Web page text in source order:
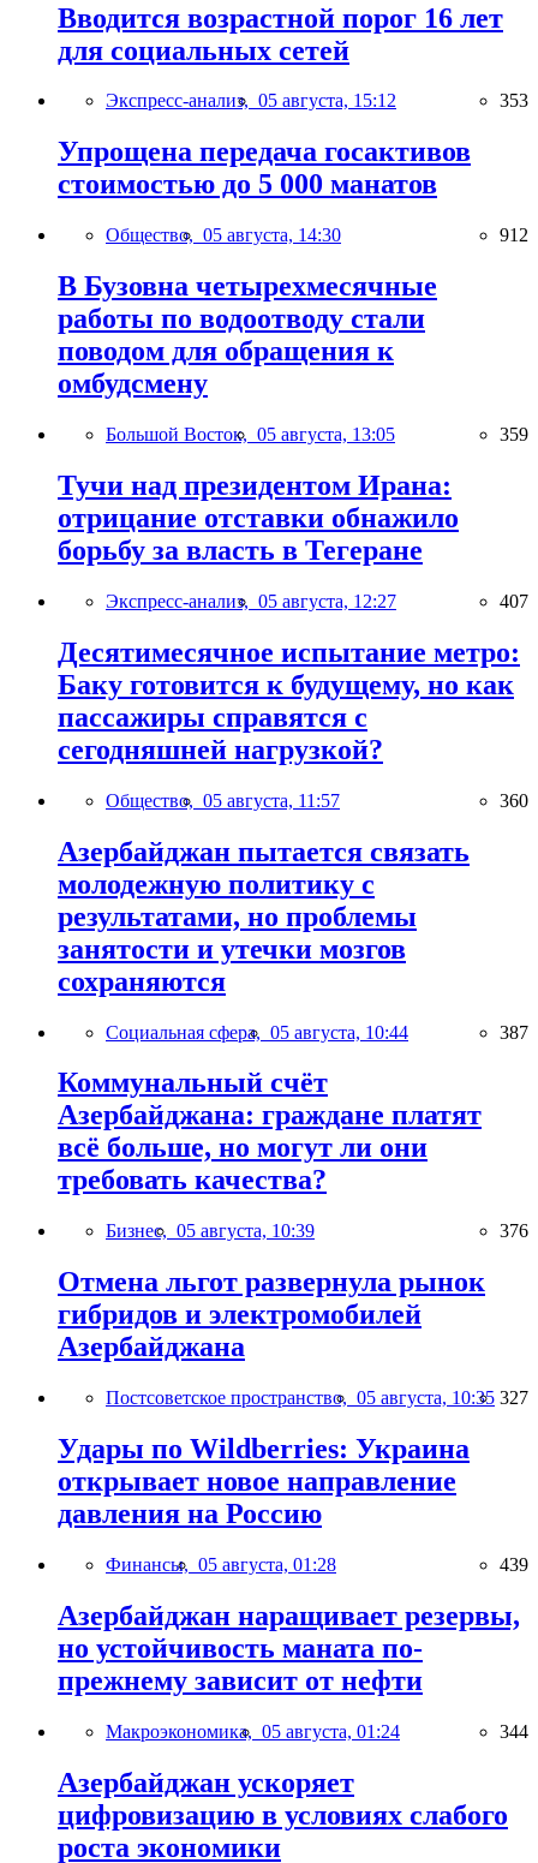
Вводится возрастной порог 16 лет
для социальных сетей
Экспресс-анализ, 05 августа, 15:12 353
Упрощена передача госактивов
стоимостью до 5 000 манатов
Общество, 05 августа, 14:30 912
В Бузовна четырехмесячные
работы по водоотводу стали
поводом для обращения к
омбудсмену
Большой Восток, 05 августа, 13:05 359
Тучи над президентом Ирана:
отрицание отставки обнажило
борьбу за власть в Тегеране
Экспресс-анализ, 05 августа, 12:27 407
Десятимесячное испытание метро:
Баку готовится к будущему, но как
пассажиры справятся с
сегодняшней нагрузкой?
Общество, 05 августа, 11:57 360
Азербайджан пытается связать
молодежную политику с
результатами, но проблемы
занятости и утечки мозгов
сохраняются
Социальная сфера, 05 августа, 10:44 387
Коммунальный счёт
Азербайджана: граждане платят
всё больше, но могут ли они
требовать качества?
Бизнес, 05 августа, 10:39 376
Отмена льгот развернула рынок
гибридов и электромобилей
Азербайджана
Постсоветское пространство, 05 августа, 10:35 327
Удары по Wildberries: Украина
открывает новое направление
давления на Россию
Финансы, 05 августа, 01:28 439
Азербайджан наращивает резервы,
но устойчивость маната по-
прежнему зависит от нефти
Макроэкономика, 05 августа, 01:24 344
Азербайджан ускоряет
цифровизацию в условиях слабого
роста экономики